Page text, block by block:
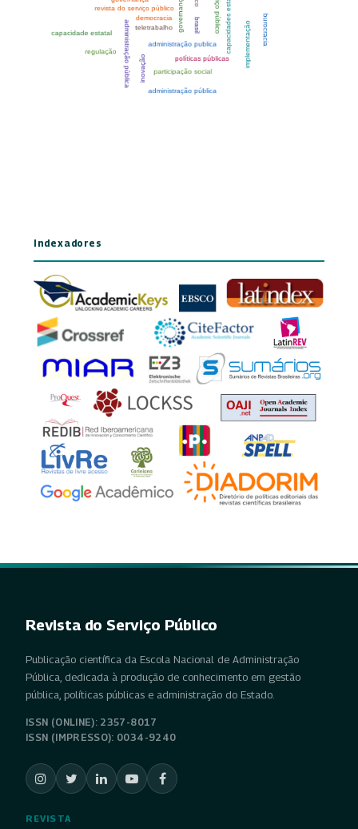
Indexadores
Revista do Serviço Público
Publicação científica da Escola Nacional de Administração
Pública, dedicada à produção de conhecimento em gestão
pública, políticas públicas e administração do Estado.
ISSN (ONLINE): 2357-8017
ISSN (IMPRESSO): 0034-9240
REVISTA